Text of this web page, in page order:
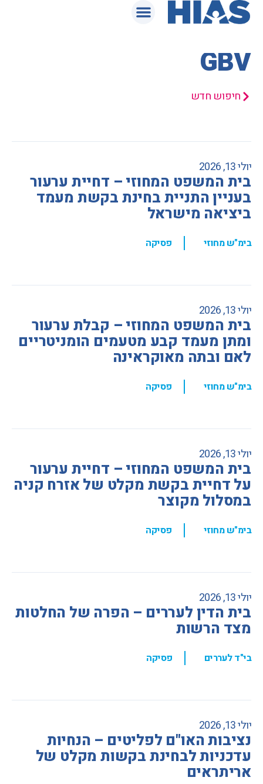
GBV
חיפוש חדש
יולי 13, 2026
בית המשפט המחוזי – דחיית ערעור
בעניין התניית בחינת בקשת מעמד
ביציאה מישראל
בימ"ש מחוזי , פסיקה
יולי 13, 2026
בית המשפט המחוזי – קבלת ערעור
ומתן מעמד קבע מטעמים הומניטריים
לאם ובתה מאוקראינה
בימ"ש מחוזי , פסיקה
יולי 13, 2026
בית המשפט המחוזי – דחיית ערעור
על דחיית בקשת מקלט של אזרח קניה
במסלול מקוצר
בימ"ש מחוזי , פסיקה
יולי 13, 2026
בית הדין לעררים – הפרה של החלטות
מצד הרשות
בי"ד לעררים , פסיקה
יולי 13, 2026
נציבות האו"ם לפליטים – הנחיות
עדכניות לבחינת בקשות מקלט של
אריתראים